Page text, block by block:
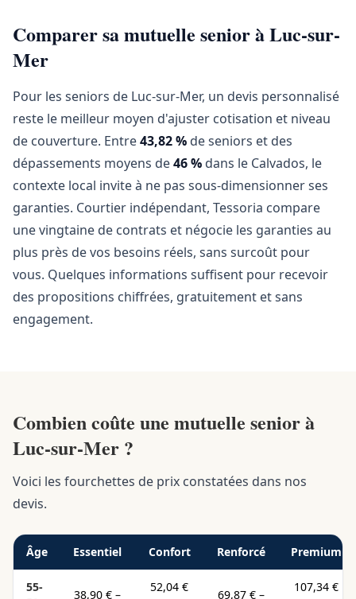
Comparer sa mutuelle senior à Luc-sur-
Mer
Pour les seniors de Luc-sur-Mer, un devis personnalisé
reste le meilleur moyen d'ajuster cotisation et niveau
de couverture. Entre43,82 % de seniors et des
dépassements moyens de46 % dans le Calvados, le
contexte local invite à ne pas sous-dimensionner ses
garanties. Courtier indépendant, Tessoria compare
une vingtaine de contrats et négocie les garanties au
plus près de vos besoins réels, sans surcoût pour
vous. Quelques informations suffisent pour recevoir
des propositions chiffrées, gratuitement et sans
engagement.
Combien coûte une mutuelle senior à
Luc-sur-Mer ?
Voici les fourchettes de prix constatées dans nos
devis.
Âge Essentiel Confort Renforcé Premium
55-
38,90 € –
52,04 €
69,87 € –
107,34 €